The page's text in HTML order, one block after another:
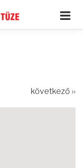
következő ››